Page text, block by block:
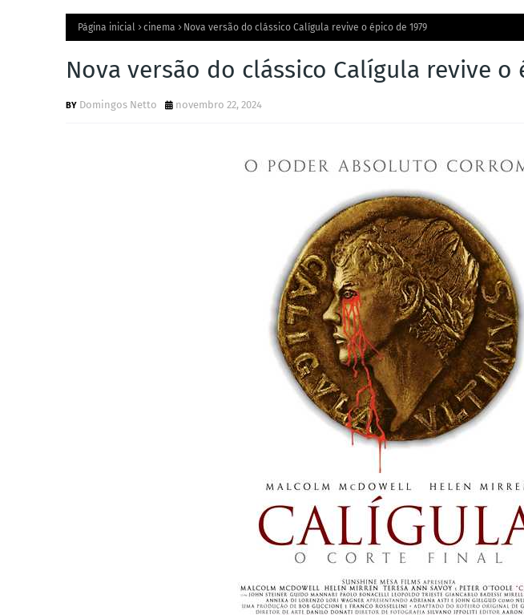
Página inicial cinema Nova versão do clássico Calígula revive o épico de 1979
Nova versão do clássico Calígula revive o
Domingos Netto novembro 22, 2024